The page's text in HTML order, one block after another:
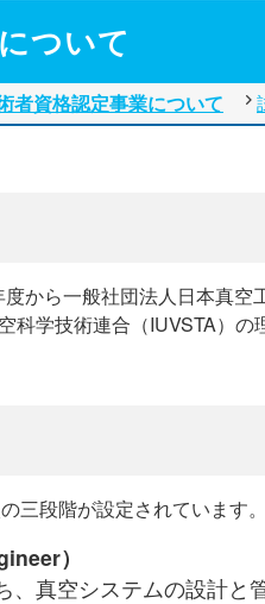
ついて
者資格認定事業について
から一般社団法人日本真
科学技術連合（IUVSTA）
三段階が設定されています。
）
真空システムの設計と